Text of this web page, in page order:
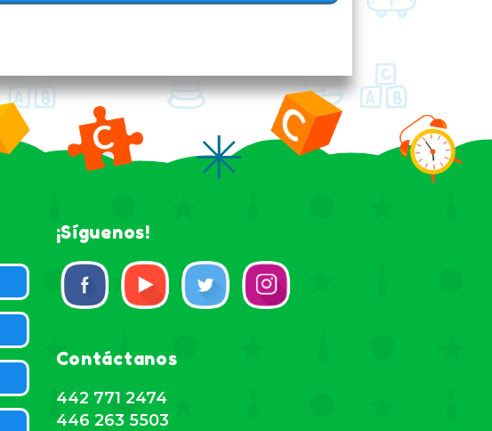
¡Síguenos!
Contáctanos
442 771 2474
446 263 5503